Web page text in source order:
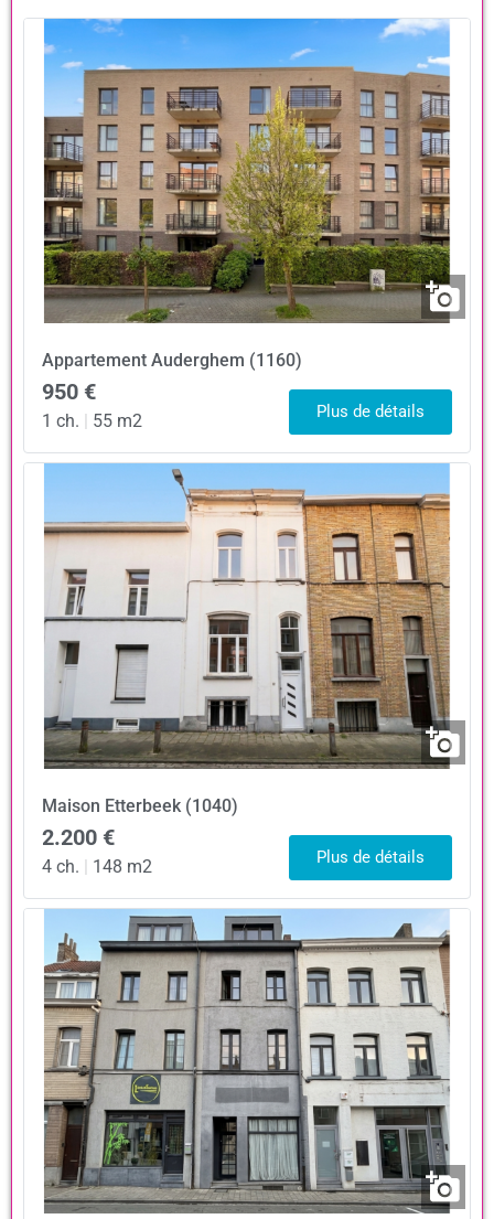
Appartement Auderghem (1160)
950 €
1 ch. 55 m2 Plus de détails
Maison Etterbeek (1040)
2.200 €
4 ch. | 148 m2 Plus de détails